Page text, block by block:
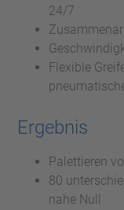
24/7
Flexible
Ergebnis
Palettieren
80
nahe Null